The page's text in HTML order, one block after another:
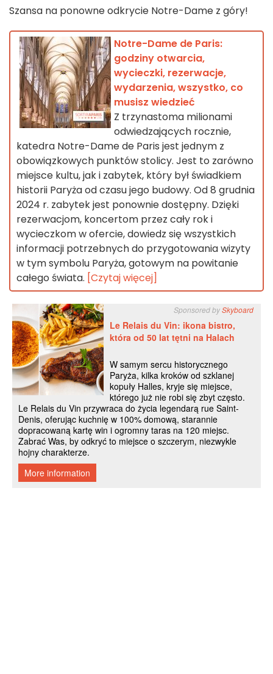
Szansa na ponowne odkrycie Notre-Dame z góry!
Notre-Dame de Paris:
godziny otwarcia,
wycieczki, rezerwacje,
wydarzenia, wszystko, co
musisz wiedzieć
Z trzynastoma milionami
odwiedzających rocznie,
katedra Notre-Dame de Paris jest jednym z
obowiązkowych punktów stolicy. Jest to zarówno
miejsce kultu, jak i zabytek, który był świadkiem
historii Paryża od czasu jego budowy. Od 8 grudnia
2024 r. zabytek jest ponownie dostępny. Dzięki
rezerwacjom, koncertom przez cały rok i
wycieczkom w ofercie, dowiedz się wszystkich
informacji potrzebnych do przygotowania wizyty
w tym symbolu Paryża, gotowym na powitanie
całego świata. [Czytaj więcej]